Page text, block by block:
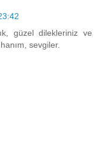
güzel dilekleriniz ve
sevgiler.